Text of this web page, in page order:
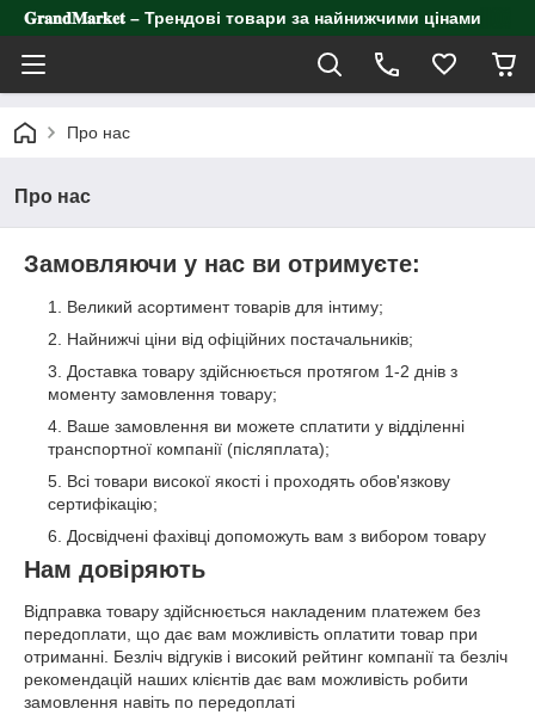
𝐆𝐫𝐚𝐧𝐝𝐌𝐚𝐫𝐤𝐞𝐭 – Трендові товари за найнижчими цінами
Про нас
Про нас
Замовляючи у нас ви отримуєте:
Великий асортимент товарів для інтиму;
Найнижчі ціни від офіційних постачальників;
Доставка товару здійснюється протягом 1-2 днів з
моменту замовлення товару;
Ваше замовлення ви можете сплатити у відділенні
транспортної компанії (післяплата);
Всі товари високої якості і проходять обов'язкову
сертифікацію;
Досвідчені фахівці допоможуть вам з вибором товару
Нам довіряють
Відправка товару здійснюється накладеним платежем без
передоплати, що дає вам можливість оплатити товар при
отриманні. Безліч відгуків і високий рейтинг компанії та безліч
рекомендацій наших клієнтів дає вам можливість робити
замовлення навіть по передоплаті